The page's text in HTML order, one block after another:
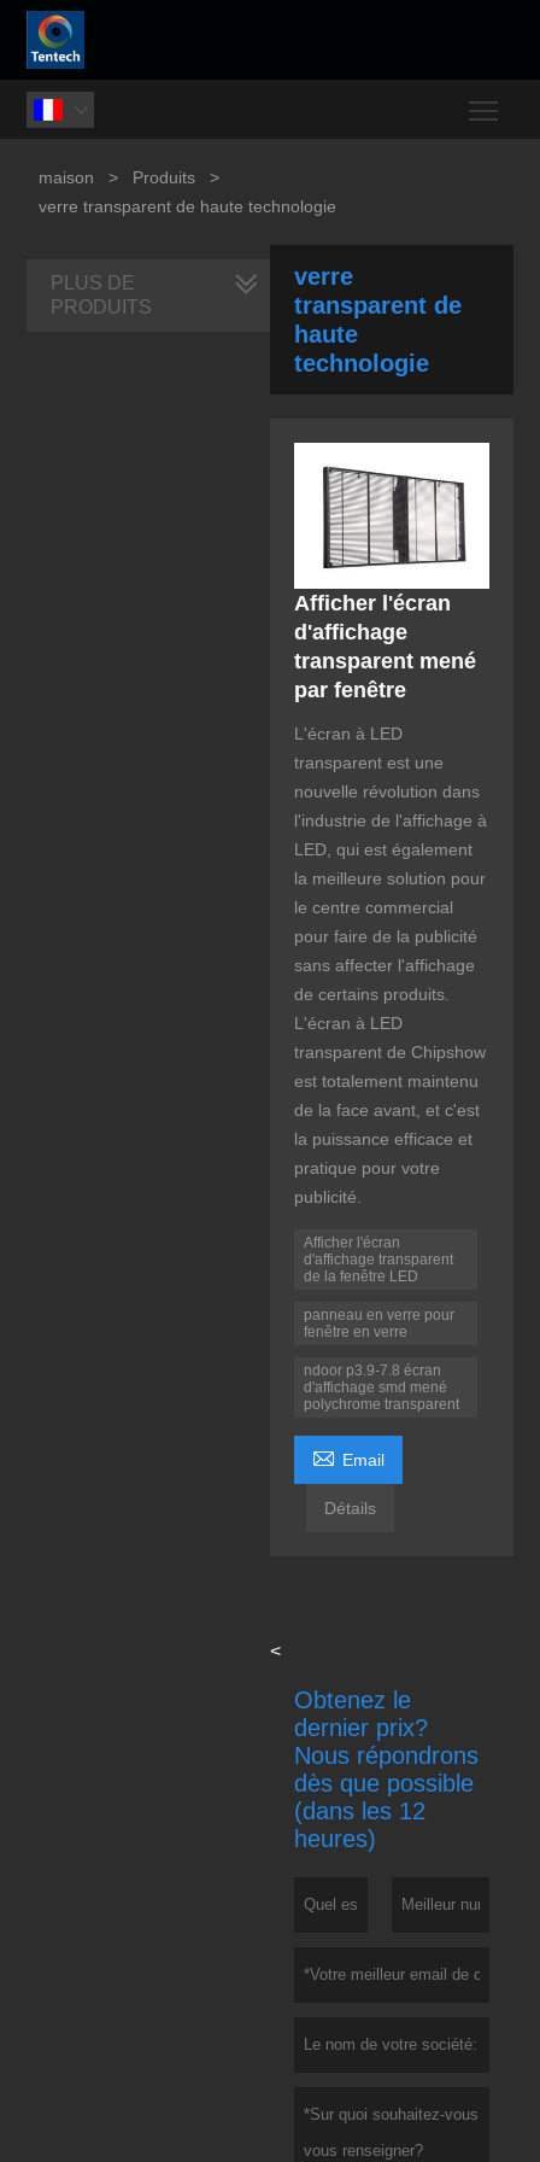

maison > Produits
>
verre transparent de haute technologie
verre
transparent de
haute
technologie
Afficher l'écran
d'affichage
transparent mené
par fenêtre
L'écran à LED
transparent est une
nouvelle révolution dans
l'industrie de l'affichage à
LED, qui est également
la meilleure solution pour
le centre commercial
pour faire de la publicité
sans affecter l'affichage
de certains produits.
L'écran à LED
transparent de Chipshow
est totalement maintenu
de la face avant, et c'est
la puissance efficace et
pratique pour votre
publicité.
Afficher l'écran
d'affichage transparent
de la fenêtre LED
panneau en verre pour
fenêtre en verre
ndoor p3.9-7.8 écran
d'affichage smd mené
polychrome transparent
 Email
Détails
<
Obtenez le
dernier prix?
Nous répondrons
dès que possible
(dans les 12
heures)
PLUS DE
PRODUITS